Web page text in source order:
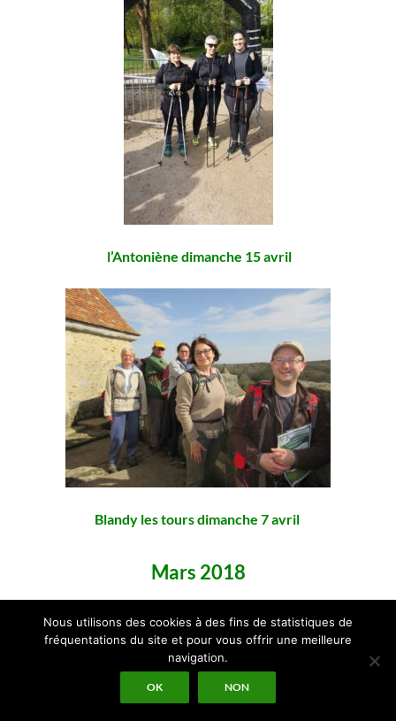
l’Antoniène dimanche 15 avril
Blandy les tours dimanche 7 avril
Mars 2018
Nous utilisons des cookies à des fins de statistiques de
fréquentations du site et pour vous offrir une meilleure
navigation.
OK NON